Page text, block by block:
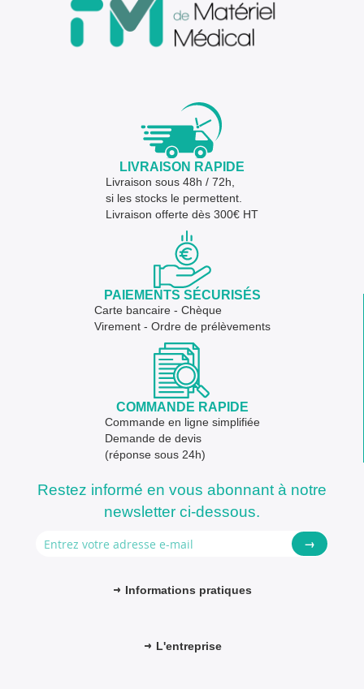
LIVRAISON RAPIDE
Livraison sous 48h / 72h,
si les stocks le permettent.
Livraison offerte dès 300€ HT
PAIEMENTS SÉCURISÉS
Carte bancaire - Chèque
Virement - Ordre de prélèvements
COMMANDE RAPIDE
Commande en ligne simplifiée
Demande de devis
(réponse sous 24h)
Restez informé en vous abonnant à notre
newsletter ci-dessous.
→
Informations pratiques
L'entreprise